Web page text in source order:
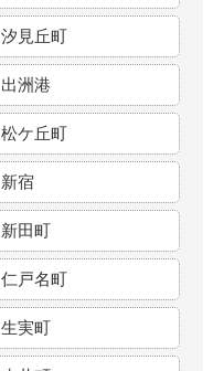
汐見丘町
出洲港
松ケ丘町
新宿
新田町
仁戸名町
生実町